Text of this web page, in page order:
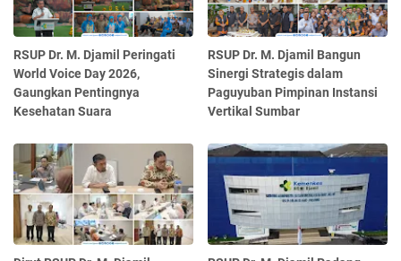
RSUP Dr. M. Djamil Peringati
World Voice Day 2026,
Gaungkan Pentingnya
Kesehatan Suara
RSUP Dr. M. Djamil Bangun
Sinergi Strategis dalam
Paguyuban Pimpinan Instansi
Vertikal Sumbar